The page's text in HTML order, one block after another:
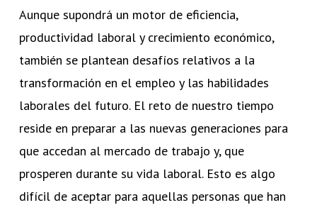
Aunque supondrá un motor de eficiencia,
productividad laboral y crecimiento económico,
también se plantean desafíos relativos a la
transformación en el empleo y las habilidades
laborales del futuro. El reto de nuestro tiempo
reside en preparar a las nuevas generaciones para
que accedan al mercado de trabajo y, que
prosperen durante su vida laboral. Esto es algo
difícil de aceptar para aquellas personas que han